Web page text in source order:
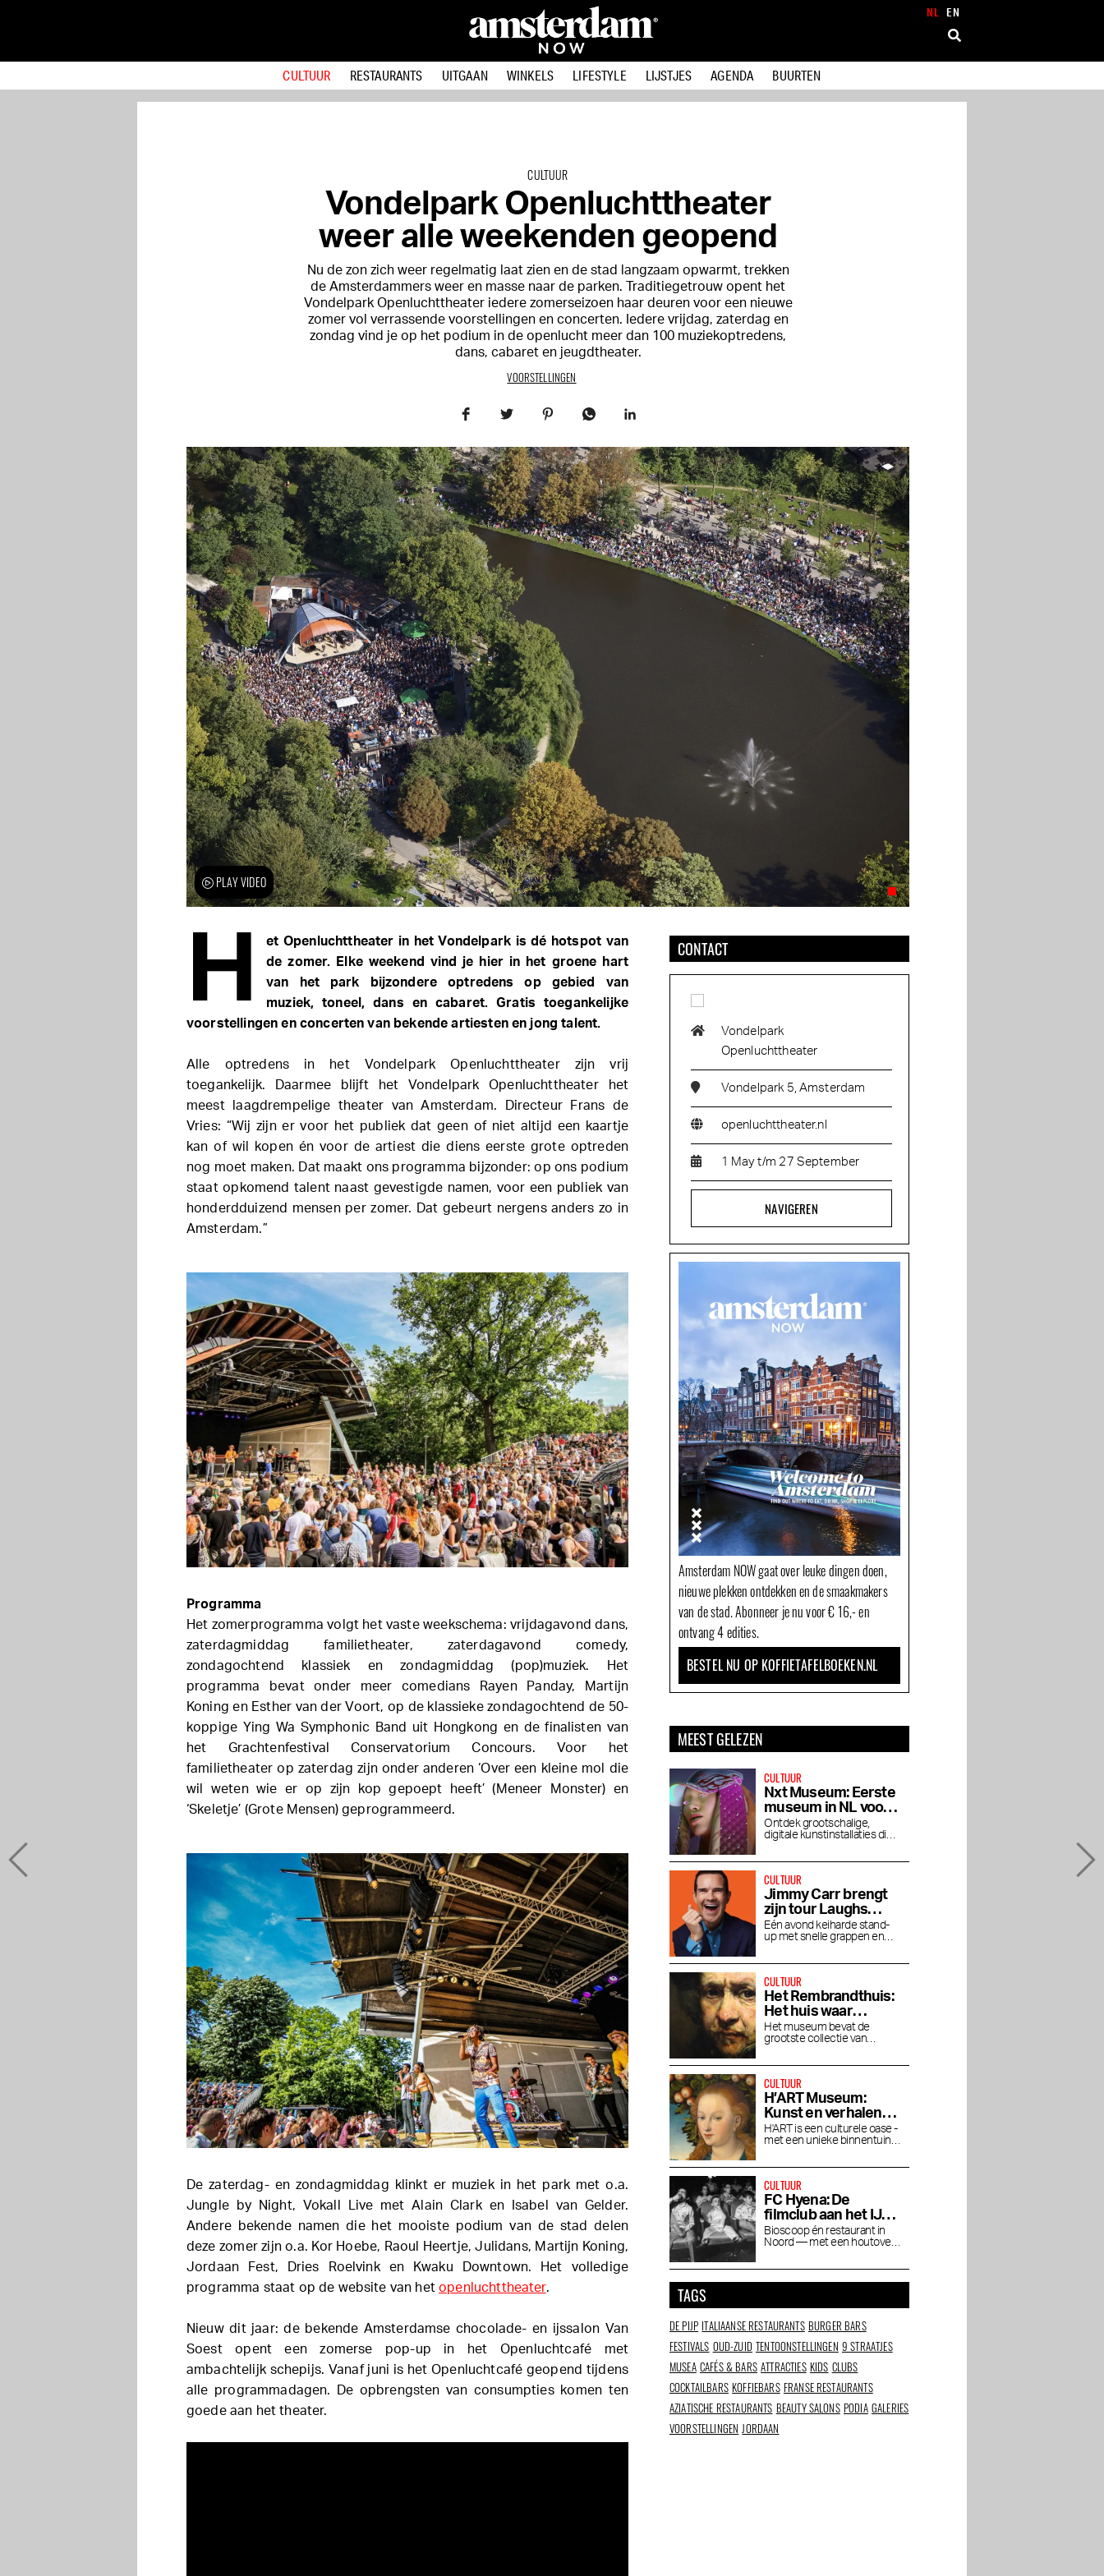
NL EN
CULTUUR RESTAURANTS UITGAAN WINKELS LIFESTYLE LIJSTJES AGENDA BUURTEN
CULTUUR
Vondelpark Openluchttheater
weer alle weekenden geopend
Nu de zon zich weer regelmatig laat zien en de stad langzaam opwarmt, trekken
de Amsterdammers weer en masse naar de parken. Traditiegetrouw opent het
Vondelpark Openluchttheater iedere zomerseizoen haar deuren voor een nieuwe
zomer vol verrassende voorstellingen en concerten. Iedere vrijdag, zaterdag en
zondag vind je op het podium in de openlucht meer dan 100 muziekoptredens,
dans, cabaret en jeugdtheater.
VOORSTELLINGEN
PLAY VIDEO
H
et Openluchttheater in het Vondelpark is dé hotspot van
de zomer. Elke weekend vind je hier in het groene hart
van het park bijzondere optredens op gebied van
muziek, toneel, dans en cabaret. Gratis toegankelijke
voorstellingen en concerten van bekende artiesten en jong talent.
Alle optredens in het Vondelpark Openluchttheaterzijn vrij
toegankelijk. Daarmee blijft het Vondelpark Openluchttheater het
meest laagdrempelige theater van Amsterdam. Directeur Frans de
Vries: “Wij zijn er voor het publiek dat geen of niet altijd een kaartje
kan of wil kopen én voor de artiest die diens eerste grote optreden
nog moet maken. Dat maakt ons programma bijzonder: op ons podium
staat opkomend talent naast gevestigde namen, voor een publiek van
honderdduizend mensen per zomer. Dat gebeurt nergens anders zo in
Amsterdam.”
Programma
Het zomerprogramma volgt het vaste weekschema: vrijdagavond dans,
zaterdagmiddag familietheater, zaterdagavond comedy,
zondagochtend klassiek en zondagmiddag (pop)muziek. Het
programma bevat onder meer comedians Rayen Panday, Martijn
Koning en Esther van der Voort, op de klassieke zondagochtend de 50-
koppige Ying Wa Symphonic Band uit Hongkong en de finalisten van
het Grachtenfestival Conservatorium Concours. Voor het
familietheater op zaterdag zijn onder anderen ‘Over een kleine mol die
wil weten wie er op zijn kop gepoept heeft’ (Meneer Monster) en
‘Skeletje’ (Grote Mensen) geprogrammeerd.
De zaterdag- en zondagmiddag klinkt er muziek in het park met o.a.
Jungle by Night, Vokall Live met Alain Clark en Isabel van Gelder.
Andere bekende namen die het mooiste podium van de stad delen
deze zomer zijn o.a. Kor Hoebe, Raoul Heertje, Julidans, Martijn Koning,
Jordaan Fest, Dries Roelvink en Kwaku Downtown. Het volledige
programma staat op de website van hetopenluchttheater.
Nieuw dit jaar: de bekende Amsterdamse chocolade- en ijssalon Van
Soest opent een zomerse pop-up in het Openluchtcafé met
ambachtelijk schepijs. Vanaf juni is het Openluchtcafé geopend tijdens
alle programmadagen. De opbrengsten van consumpties komen ten
goede aan het theater.
CONTACT
Vondelpark
Openluchttheater
Vondelpark 5, Amsterdam
openluchttheater.nl
1 May t/m 27 September
NAVIGEREN
Amsterdam NOW gaat over leuke dingen doen,
nieuwe plekken ontdekken en de smaakmakers
van de stad. Abonneer je nu voor € 16,- en
ontvang 4 edities.
BESTEL NU OP KOFFIETAFELBOEKEN.NL
MEEST GELEZEN
CULTUUR
Nxt Museum: Eerste
museum in NL voor
nieuwe mediakunst
Ontdek grootschalige,
digitale kunstinstallaties die
CULTUUR
Jimmy Carr brengt
zijn tour Laughs
Funny naar de RAI
Eén avond keiharde stand-
up met snelle grappen en
CULTUUR
Het Rembrandthuis:
Het huis waar
Rembrandt woonde
en werkte
Het museum bevat de
grootste collectie van
CULTUUR
H’ART Museum:
Kunst en verhalen
van beroemde
musea
H'ART is een culturele oase -
met een unieke binnentuin
CULTUUR
FC Hyena: De
filmclub aan het IJ
waar je blijft hangen
na de film
Bioscoop én restaurant in
Noord — met een houtoven,
TAGS
DE PIJP ITALIAANSE RESTAURANTS BURGER BARS
FESTIVALS OUD-ZUID TENTOONSTELLINGEN 9 STRAATJES
MUSEA CAFÉS & BARS ATTRACTIES KIDS CLUBS
COCKTAILBARS KOFFIEBARS FRANSE RESTAURANTS
AZIATISCHE RESTAURANTS BEAUTY SALONS PODIA GALERIES
VOORSTELLINGEN JORDAAN